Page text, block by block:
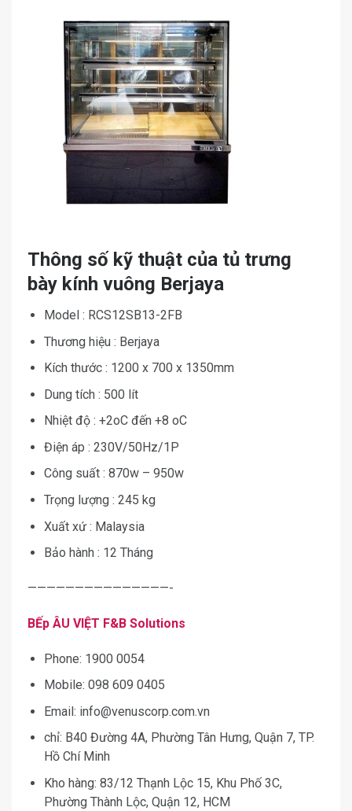
Thông số kỹ thuật của tủ trưng
bày kính vuông Berjaya
Model : RCS12SB13-2FB
Thương hiệu : Berjaya
Kích thước : 1200 x 700 x 1350mm
Dung tích : 500 lít
Nhiệt độ : +2oC đến +8 oC
Điện áp : 230V/50Hz/1P
Công suất : 870w – 950w
Trọng lượng : 245 kg
Xuất xứ : Malaysia
Bảo hành : 12 Tháng
———————————————-
BẾp ÂU VIỆT F&B Solutions
Phone: 1900 0054
Mobile: 098 609 0405
Email: info@venuscorp.com.vn
chỉ: B40 Đường 4A, Phường Tân Hưng, Quận 7, TP.
Hồ Chí Minh
Kho hàng: 83/12 Thạnh Lộc 15, Khu Phố 3C,
Phường Thành Lộc, Quận 12, HCM